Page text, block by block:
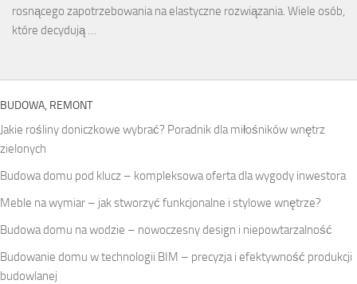
rosnącego zapotrzebowania na elastyczne rozwiązania. Wiele osób,
które decydują …
BUDOWA, REMONT
Jakie rośliny doniczkowe wybrać? Poradnik dla miłośników wnętrz
zielonych
Budowa domu pod klucz – kompleksowa oferta dla wygody inwestora
Meble na wymiar – jak stworzyć funkcjonalne i stylowe wnętrze?
Budowa domu na wodzie – nowoczesny design i niepowtarzalność
Budowanie domu w technologii BIM – precyzja i efektywność produkcji
budowlanej